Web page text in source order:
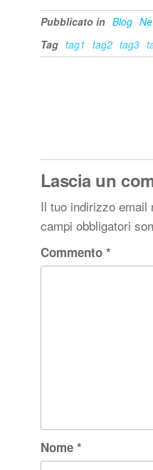
Pubblicato in Blog
Tag tag1 tag2 tag3
Lascia un
Il tuo indirizzo email
campi obbligatori
Commento *
Nome *